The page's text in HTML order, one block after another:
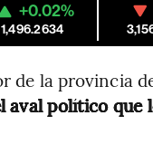
+0.02%
1,496.2634
de la provincia
aval político que